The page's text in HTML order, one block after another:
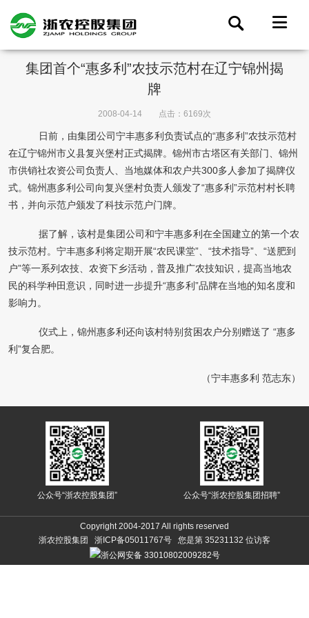
集团首个“惠多利”农技示范村在辽宁锦州揭
牌
2008-04-14 点击：6169次
日前，由集团公司宁丰惠多利负责试点的“惠多利”农技示范村
在辽宁锦州市义县复兴堡村正式揭牌。锦州市古塔区有关部门、锦州
市供销社农资公司负责人、当地媒体和农户共300多人参加了揭牌仪
式。锦州惠多利公司向复兴堡村负责人颁发了“惠多利”示范村村长聘
书，并向示范户颁发了科技示范户门牌。
据了解，该村是集团公司和宁丰惠多利在全国建立的第一个农
技示范村。宁丰惠多利将定期开展“农民课堂”、“技术指导”、“送肥到
户”等一系列农技、农资下乡活动，普及推广农技知识，提高当地农
民的科学种田意识，同时进一步提升“惠多利”品牌在当地的知名度和
影响力。
仪式上，锦州惠多利还向该村特别贫困农户分别赠送了 “惠多
利”复合肥。
（宁丰惠多利 范志东）
公众号“浙农控股集团” 公众号“浙农控股集团招聘”
Copyright 2004-2017 All rights reserved
浙农控股集团 浙ICP备05011767号 您是第 35231132 位访客
浙公网安备 33010802009282号